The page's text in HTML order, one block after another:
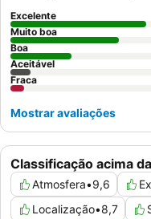
Classificação acima
Atmosfera•9,6
Localização•8,7
Excelente
Muito boa
Boa
Aceitável
Fraca
Mostrar avaliações